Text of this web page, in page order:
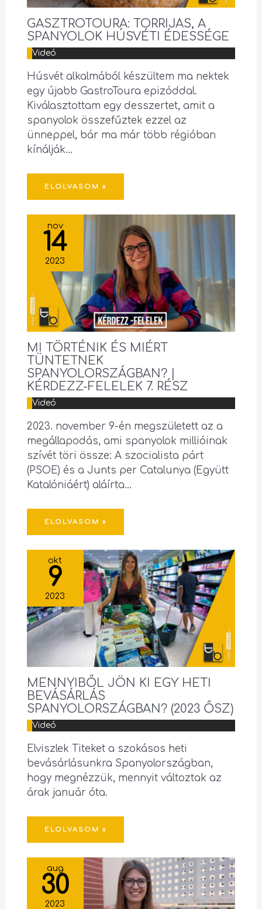
GASZTROTOURA: TORRIJAS, A
SPANYOLOK HÚSVÉTI ÉDESSÉGE
Videó
Húsvét alkalmából készültem ma nektek
egy újabb GastroToura epizóddal.
Kiválasztottam egy desszertet, amit a
spanyolok összefűztek ezzel az
ünneppel, bár ma már több régióban
kínálják…
ELOLVASOM »
nov
14
2023
MI TÖRTÉNIK ÉS MIÉRT
TÜNTETNEK
SPANYOLORSZÁGBAN? |
KÉRDEZZ-FELELEK 7. RÉSZ
Videó
2023. november 9-én megszületett az a
megállapodás, ami spanyolok millióinak
szívét töri össze: A szocialista párt
(PSOE) és a Junts per Catalunya (Együtt
Katalóniáért) aláírta…
ELOLVASOM »
okt
9
2023
MENNYIBŐL JÖN KI EGY HETI
BEVÁSÁRLÁS
SPANYOLORSZÁGBAN? (2023 ŐSZ)
Videó
Elviszlek Titeket a szokásos heti
bevásárlásunkra Spanyolországban,
hogy megnézzük, mennyit változtak az
árak január óta.
ELOLVASOM »
aug
30
2023